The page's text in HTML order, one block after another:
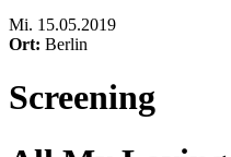
Mi. 15.05.2019
Ort: Berlin
Screening